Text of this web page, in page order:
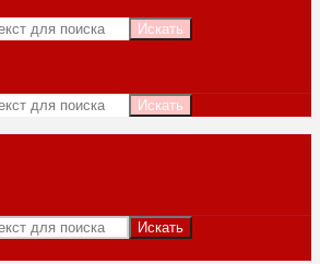
Искать
Искать
Искать